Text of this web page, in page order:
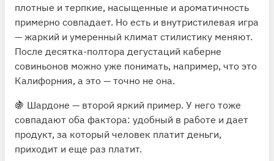
плотные и терпкие, насыщенные и ароматичность
примерно совпадает. Но есть и внутристилевая игра
— жаркий и умеренный климат стилистику меняют.
После десятка-полтора дегустаций каберне
совиньонов можно уже понимать, например, что это
Калифорния, а это — точно не она.
🍇 Шардоне — второй яркий пример. У него тоже
совпадают оба фактора: удобный в работе и дает
продукт, за который человек платит деньги,
приходит и еще раз платит.